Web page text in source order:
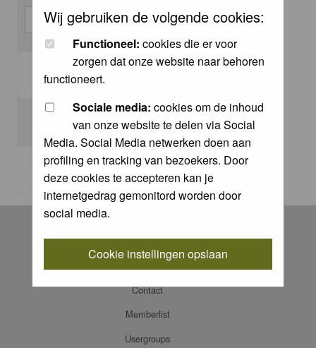
Wij gebruiken de volgende cookies:
Functioneel: cookies die er voor
zorgen dat onze website naar behoren
functioneert.
Sociale media: cookies om de inhoud
van onze website te delen via Social
Media. Social Media netwerken doen aan
profiling en tracking van bezoekers. Door
deze cookies te accepteren kan je
internetgedrag gemonitord worden door
social media.
Cookie instellingen opslaan
Log me on automatically each visit:
I forgot my password
Log in
Contact
Memberlist
Usergroups